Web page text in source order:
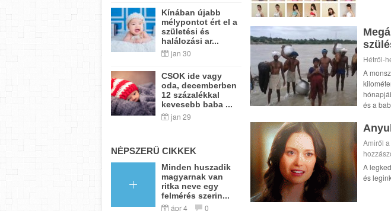
Hétről-
A
és a
Amiről
A
és
Kínában újabb
mélypontot ért el a
születési és
halálozási ar...
jan 30
CSOK ide vagy
oda, decemberben
12 százalékkal
kevesebb baba ...
jan 29
NÉPSZERŰ CIKKEK
Minden huszadik
magyarnak van
ritka neve egy
felmérés szerin...
ápr 4 0